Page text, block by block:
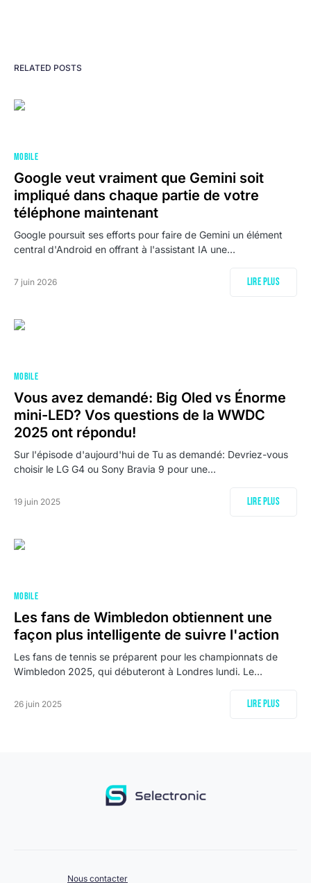
RELATED POSTS
MOBILE
Google veut vraiment que Gemini soit
impliqué dans chaque partie de votre
téléphone maintenant
Google poursuit ses efforts pour faire de Gemini un élément
central d'Android en offrant à l'assistant IA une…
7 juin 2026 Lire plus
MOBILE
Vous avez demandé: Big Oled vs Énorme
mini-LED? Vos questions de la WWDC
2025 ont répondu!
Sur l'épisode d'aujourd'hui de Tu as demandé: Devriez-vous
choisir le LG G4 ou Sony Bravia 9 pour une…
19 juin 2025 Lire plus
MOBILE
Les fans de Wimbledon obtiennent une
façon plus intelligente de suivre l'action
Les fans de tennis se préparent pour les championnats de
Wimbledon 2025, qui débuteront à Londres lundi. Le…
26 juin 2025 Lire plus
Nous contacter